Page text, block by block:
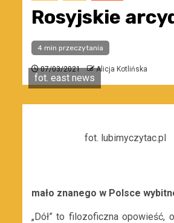
Rosyjskie
4 min przeczytania
07/03/2021 Alicja Kotlińska
fot. east news
fot. lubimyczytac.pl
mało znanego w Polsce
„Dół” to filozoficzna